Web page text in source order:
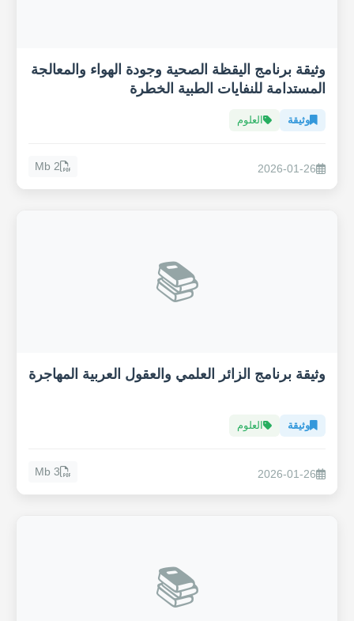
وثيقة برنامج اليقظة الصحية وجودة الهواء والمعالجة
المستدامة للنفايات الطبية الخطرة
وثيقة العلوم
2026-01-26
2 Mb
📚
وثيقة برنامج الزائر العلمي والعقول العربية المهاجرة
وثيقة العلوم
2026-01-26
3 Mb
📚